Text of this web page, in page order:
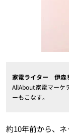
家電ライター 伊森
AllAbout家電マーケ
ーもこなす。
約10年前から、